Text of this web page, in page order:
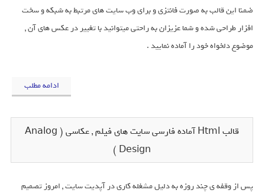
ضمنا این قالب به صورت فانتزی و برای وب سایت های مرتبط به شبکه و سخت
افزار طراحی شده و شما عزیزان به راحتی میتوانید با تغییر در عکس های آن ,
موضوع دلخواه خود را آماده نمایید .
ادامه مطلب
قالب Html آماده فارسی سایت های فیلم , عکاسی ( Analog
Design )
پس از وقفه ی چند روزه به دلیل مشغله کاری در آپدیت سایت , امروز تصمیم